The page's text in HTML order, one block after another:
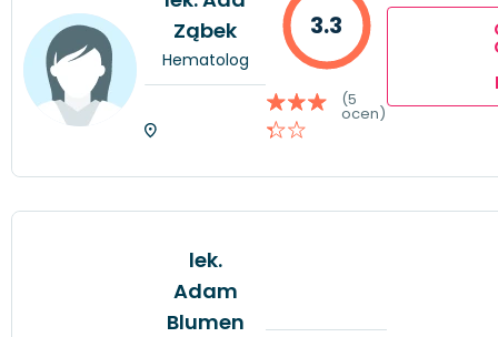
Ząbek
Hematolog
3.3
(5
ocen)
lek.
Adam
Blumen